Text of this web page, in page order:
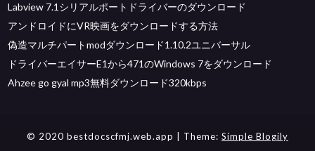
Labview 7.1シリアルポートドライバーのダウンロード
アンドロイドにVR映画をダウンロードする方法
偽造マルチパートmodダウンロード1.10.2ユニバーサル
ドライバーエイサーE1から471のWindows 7をダウンロード
Ahzee go gyal mp3無料ダウンロード320kbps
© 2020 bestdocscfmj.web.app | Theme: Simple Blogily